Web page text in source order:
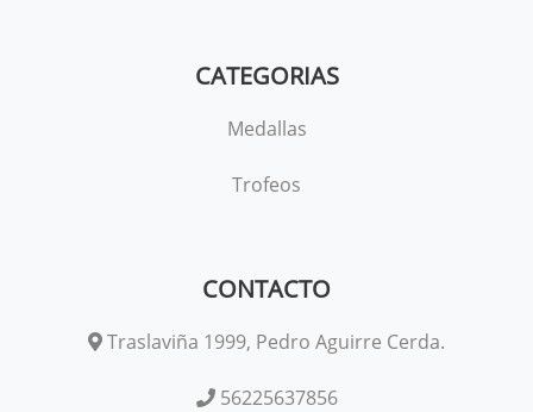
CATEGORIAS
Medallas
Trofeos
CONTACTO
Traslaviña 1999, Pedro Aguirre Cerda.
56225637856